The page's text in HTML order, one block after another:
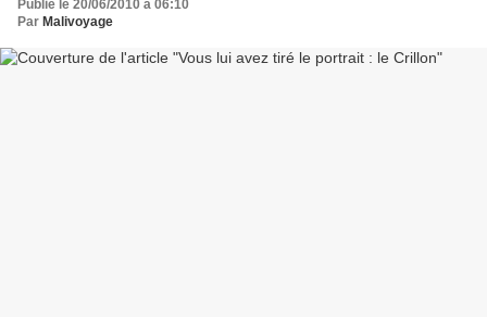
Publié le 20/06/2010 à 06:10
Par Malivoyage